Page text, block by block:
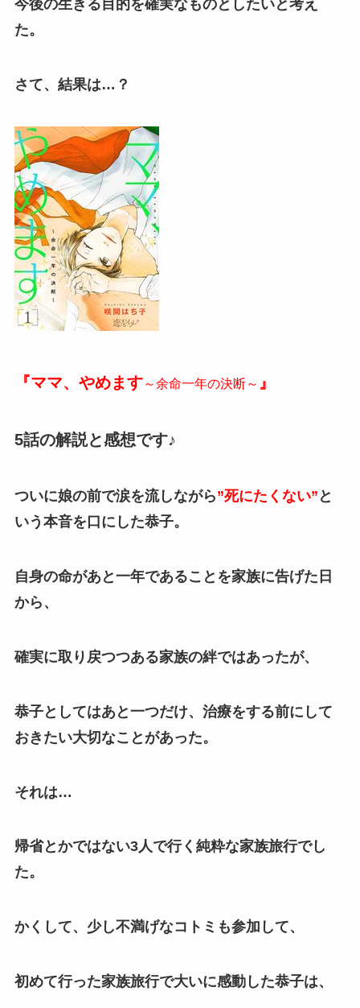
今後の生きる目的を確実なものとしたいと考え
た。
さて、結果は…？
『ママ、やめます～余命一年の決断～ 』
5話の解説と感想です♪
ついに娘の前で涙を流しながら”死にたくない” と
いう本音を口にした恭子。
自身の命があと一年であることを家族に告げた日
から、
確実に取り戻つつある家族の絆ではあったが、
恭子としてはあと一つだけ、治療をする前にして
おきたい大切なことがあった。
それは…
帰省とかではない3人で行く純粋な家族旅行でし
た。
かくして、少し不満げなコトミも参加して、
初めて行った家族旅行で大いに感動した恭子は、